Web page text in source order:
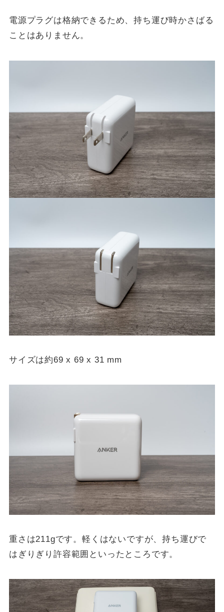
電源プラグは格納できるため、持ち運び時かさばる
ことはありません。
サイズは約69 x 69 x 31 mm
重さは211gです。軽くはないですが、持ち運びで
はぎりぎり許容範囲といったところです。